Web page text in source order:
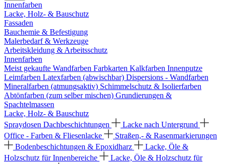
Innenfarben
Lacke, Holz- & Bauschutz
Fassaden
Bauchemie & Befestigung
Malerbedarf & Werkzeuge
Arbeitskleidung & Arbeitsschutz
Innenfarben
Meist gekaufte Wandfarben Farbkarten Kalkfarben Innenputze
Leimfarben Latexfarben (abwischbar) Dispersions - Wandfarben
Mineralfarben (atmungsaktiv) Schimmelschutz & Isolierfarben
Abtönfarben (zum selber mischen) Grundierungen &
Spachtelmassen
Lacke, Holz- & Bauschutz
Spraydosen Dachbeschichtungen
Lacke nach Untergrund
Office - Farben & Fliesenlacke
Straßen,- & Rasenmarkierungen
Bodenbeschichtungen & Epoxidharz
Lacke, Öle &
Holzschutz für Innenbereiche
Lacke, Öle & Holzschutz für